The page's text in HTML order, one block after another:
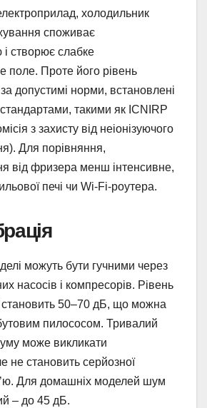
холодильник
споживає
і створює слабке
поле. Проте його рівень
допустимі норми, встановлені
такими як ICNIRP
з захисту від неіонізуючого
Для порівняння,
від фризера менш інтенсивне,
печі чи Wi-Fi-роутера.
можуть бути гучними через
насосів і компресорів. Рівень
50–70 дБ, що можна
пилососом. Тривалий
може викликати
не становить серйозної
Для домашніх моделей шум
– до 45 дБ.